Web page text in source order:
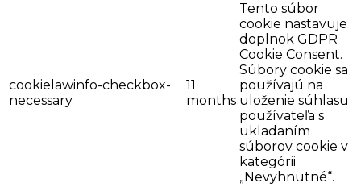
cookielawinfo-checkbox-
necessary
11
months
Tento súbor
cookie nastavuje
doplnok GDPR
Cookie Consent.
Súbory cookie sa
používajú na
uloženie súhlasu
používateľa s
ukladaním
súborov cookie v
kategórii
„Nevyhnutné“.